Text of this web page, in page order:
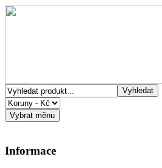
Informace